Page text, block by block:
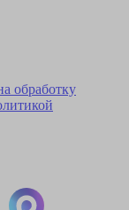
обработку